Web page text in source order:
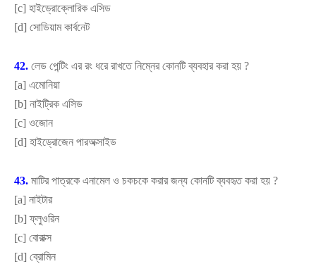
[c] হাইড্রোক্লোরিক এসিড
[d] সোডিয়াম কার্বনেট
42. লেড পেন্টিং এর রং ধরে রাখতে নিম্নের কোনটি ব্যবহার করা হয় ?
[a] এমোনিয়া
[b] নাইট্রিক এসিড
[c] ওজোন
[d] হাইড্রোজেন পারঅক্সাইড
43. মাটির পাত্রকে এনামেল ও চকচকে করার জন্য কোনটি ব্যবহৃত করা হয় ?
[a] নাইটার
[b]ফ্লুওরিন
[c] বোরাক্স
[d] ব্রোমিন